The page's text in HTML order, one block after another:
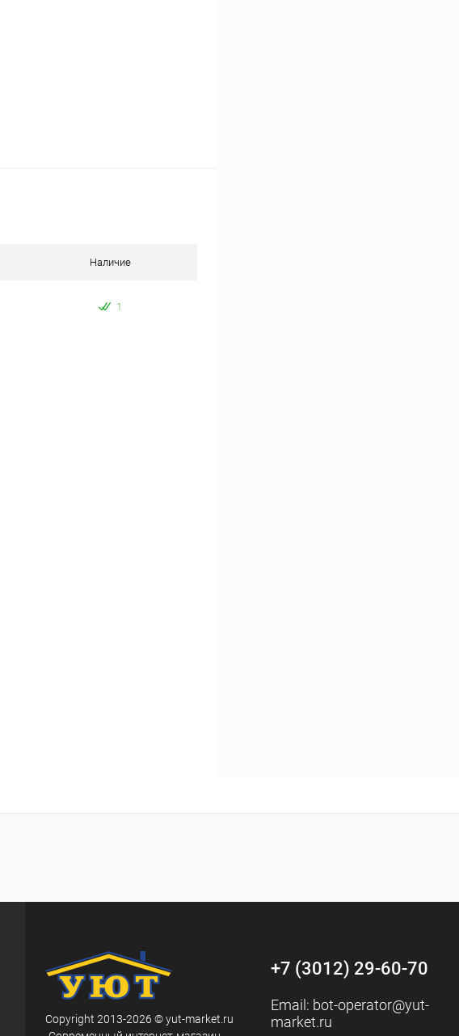
Наличие
1
Copyright 2013-2026 © yut-market.ru
+7 (3012) 29-60-70
Email: bot-operator@yut-
market.ru